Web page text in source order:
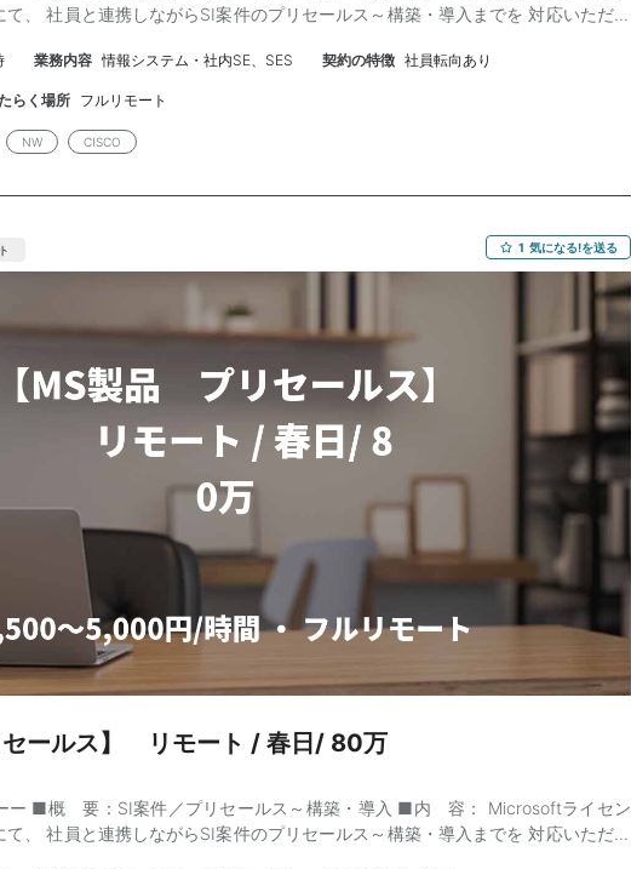
て、 社員と連携しながらSI案件のプリセールス～構築・導入までを 対応いただく
含む）） ・セキュリティソリューション全般、API、AI、アプリ基礎知識 【尚
ンスキル（顧客／営業／ベンダー対応） ・状況に応じた柔軟な対応力 ・ニーズの
間：2026年8月～長期 ■場 所：春日 基本リモート ■予 算：〜80万 スキ
業務内容 情報システム・社内SE、SES 契約の特徴 社員転向あり
らく場所 フルリモート
NW CISCO
1 気になる!を送る
ールス】 リモート / 春日/ 80万
ー ■概 要：SI案件／プリセールス～構築・導入 ■内 容： Microsoftライセン
て、 社員と連携しながらSI案件のプリセールス～構築・導入までを 対応いただく